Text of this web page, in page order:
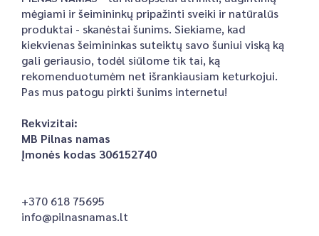
mėgiami ir šeimininkų pripažinti sveiki ir natūralūs
produktai - skanėstai šunims. Siekiame, kad
kiekvienas šeimininkas suteiktų savo šuniui viską ką
gali geriausio, todėl siūlome tik tai, ką
rekomenduotumėm net išrankiausiam keturkojui.
Pas mus patogu pirkti šunims internetu!
Rekvizitai:
MB Pilnas namas
Įmonės kodas 306152740
+370 618 75695
info@pilnasnamas.lt